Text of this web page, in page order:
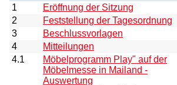
1
Eröffnung der Sitzung
2
Feststellung der Tagesordnung
3
Beschlussvorlagen
4
Mitteilungen
4.1
Möbelprogramm Play" auf der
Möbelmesse in Mailand -
Auswertung